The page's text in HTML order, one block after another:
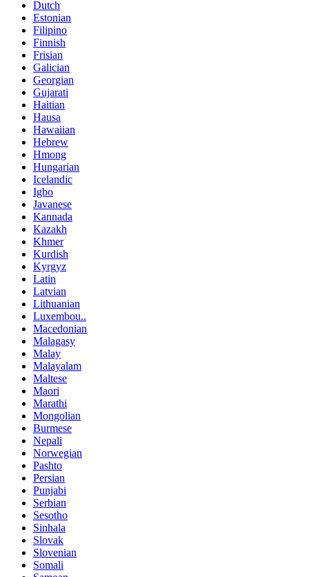
Dutch
Estonian
Filipino
Finnish
Frisian
Galician
Georgian
Gujarati
Haitian
Hausa
Hawaiian
Hebrew
Hmong
Hungarian
Icelandic
Igbo
Javanese
Kannada
Kazakh
Khmer
Kurdish
Kyrgyz
Latin
Latvian
Lithuanian
Luxembou..
Macedonian
Malagasy
Malay
Malayalam
Maltese
Maori
Marathi
Mongolian
Burmese
Nepali
Norwegian
Pashto
Persian
Punjabi
Serbian
Sesotho
Sinhala
Slovak
Slovenian
Somali